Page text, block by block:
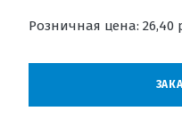
Розничная цена: 26,40